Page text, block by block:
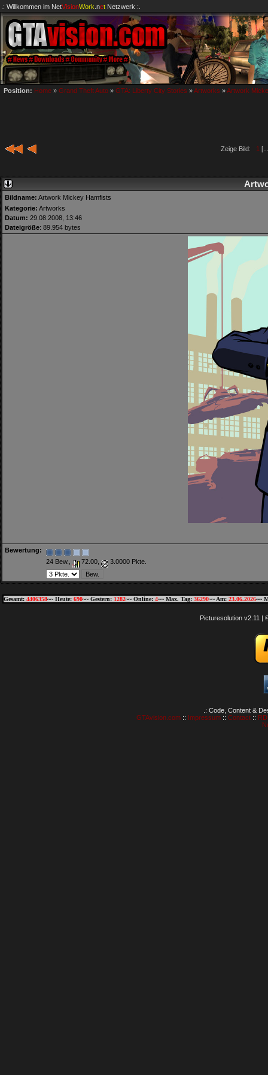
.: Willkommen im NetVisionWork .netNetzwerk :.
Position: Home » Grand Theft Auto » GTA: Liberty City Stories »Artworks »Artwork
Zeige Bild: 1
Bildname: Artwork Mickey Hamfists
Kategorie: Artworks
Datum: 29.08.2008, 13:46
Dateigröße: 89.954 bytes
Bewertung:
24 Bew.,
72.00, 3.0000 Pkte.
Gesamt: 4406358~~ Heute: 690~~ Gestern: 1282~~ Online: 4~~ Max. Tag: 36290~~ Am: 23.06.2026~~
Picturesolution v2.11 |
.: Code, Content &
GTAvision.com:: Impressum:: Contact::